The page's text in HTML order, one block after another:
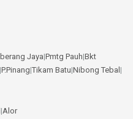
Jaya|Pmtg Pauh|Bkt
|P.Pinang|Tikam Batu|Nibong Tebal |
|Alor